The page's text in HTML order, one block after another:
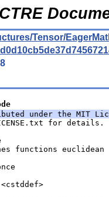
Tensor/
under the MIT
for details.
functions